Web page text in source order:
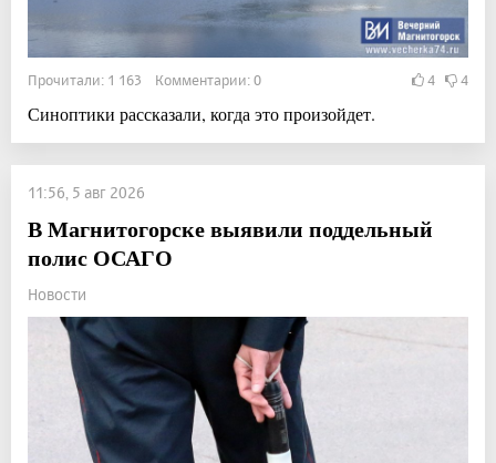
Прочитали: 1 163 Комментарии: 0 4 4
Синоптики рассказали, когда это произойдет.
11:56, 5 авг 2026
В Магнитогорске выявили поддельный
полис ОСАГО
Новости